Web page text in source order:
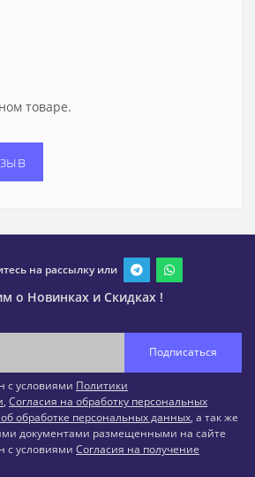
товаре.
на рассылку или
о Новинках и Скидках !
Подписаться
с условиями Политики
, Согласия на обработку персональных
обработке персональных данных, а так же
документами размещенными на сайте
с условиями Согласия на получение